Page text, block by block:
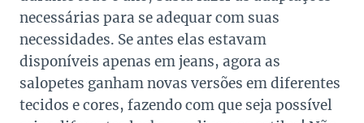
necessárias para se adequar com suas
necessidades. Se antes elas estavam
disponíveis apenas em jeans, agora as
salopetes ganham novas versões em diferentes
tecidos e cores, fazendo com que seja possível